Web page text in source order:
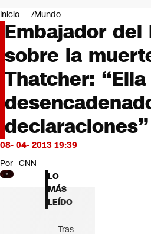
Negocios
Deportes
Programas completos
Cultura
Servicios
Bits
CNN tiempo
Futuro 360
Opinión
Inicio Mundo
Embajador del
sobre la
Thatcher:
declaraciones”
08- 04- 2013 19:39
Por CNN
LO
MÁS
LEÍDO
Tras